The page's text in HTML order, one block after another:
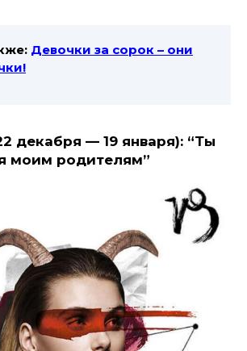
Девочки за сорок – они
декабря — 19 января): “Ты
моим родителям”